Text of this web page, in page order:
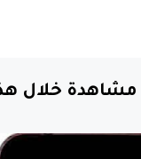
مشاهدة خلال